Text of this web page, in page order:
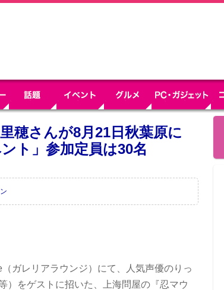
穂さんが8月21日秋葉原に
ト」参加定員は30名
ガレリアラウンジ）にて、人気声優のりっ
）をゲストに招いた、上海問屋の『忍マウ